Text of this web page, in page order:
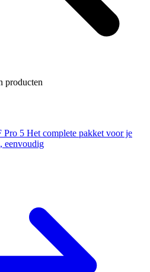
producten
Pro 5 Het complete pakket voor je
eenvoudig